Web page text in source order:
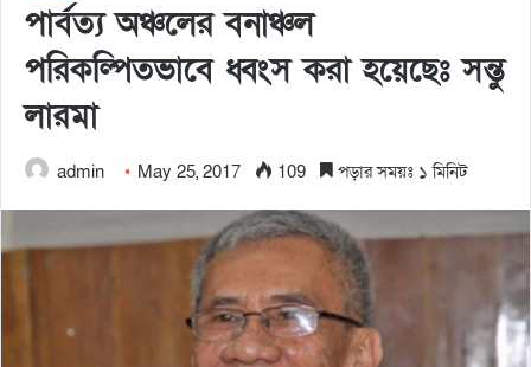
পার্বত্য অঞ্চলের বনাঞ্চল
পরিকল্পিতভাবে ধ্বংস করা হয়েছেঃ সন্তু
লারমা
admin May 25, 2017 109 পড়ার সময়ঃ ১ মিনিট